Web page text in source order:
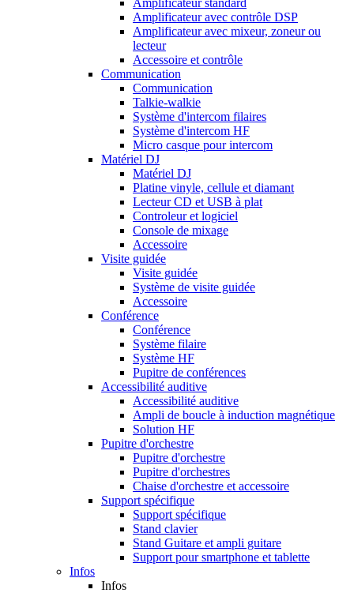
Amplificateur standard
Amplificateur avec contrôle DSP
Amplificateur avec mixeur, zoneur ou
lecteur
Accessoire et contrôle
Communication
Communication
Talkie-walkie
Système d'intercom filaires
Système d'intercom HF
Micro casque pour intercom
Matériel DJ
Matériel DJ
Platine vinyle, cellule et diamant
Lecteur CD et USB à plat
Controleur et logiciel
Console de mixage
Accessoire
Visite guidée
Visite guidée
Système de visite guidée
Accessoire
Conférence
Conférence
Système filaire
Système HF
Pupitre de conférences
Accessibilité auditive
Accessibilité auditive
Ampli de boucle à induction magnétique
Solution HF
Pupitre d'orchestre
Pupitre d'orchestre
Pupitre d'orchestres
Chaise d'orchestre et accessoire
Support spécifique
Support spécifique
Stand clavier
Stand Guitare et ampli guitare
Support pour smartphone et tablette
Infos
Infos